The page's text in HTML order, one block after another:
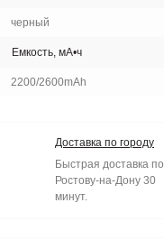
черный
Емкость, мА•ч
2200/2600mAh
Доставка по городу
Быстрая доставка по
Ростову-на-Дону 30
минут.